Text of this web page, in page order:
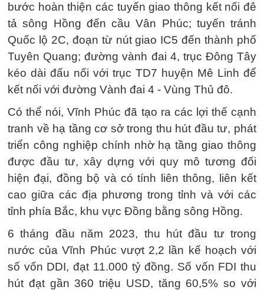
bước hoàn thiện các tuyến giao thông kết nối đê
tả sông Hồng đến cầu Vân Phúc; tuyến tránh
Quốc lộ 2C, đoạn từ nút giao IC5 đến thành phố
Tuyên Quang; đường vành đai 4, trục Đông Tây
kéo dài đấu nối với trục TD7 huyện Mê Linh để
kết nối với đường Vành đai 4 - Vùng Thủ đô.
Có thể nói, Vĩnh Phúc đã tạo ra các lợi thế cạnh
tranh về hạ tầng cơ sở trong thu hút đầu tư, phát
triển công nghiệp chính nhờ hạ tầng giao thông
được đầu tư, xây dựng với quy mô tương đối
hiện đại, đồng bộ và có tính liên thông, liên kết
cao giữa các địa phương trong tỉnh và với các
tỉnh phía Bắc, khu vực Đồng bằng sông Hồng.
6 tháng đầu năm 2023, thu hút đầu tư trong
nước của Vĩnh Phúc vượt 2,2 lần kế hoạch với
số vốn DDI, đạt 11.000 tỷ đồng. Số vốn FDI thu
hút đạt gần 360 triệu USD, tăng 60,5% so với